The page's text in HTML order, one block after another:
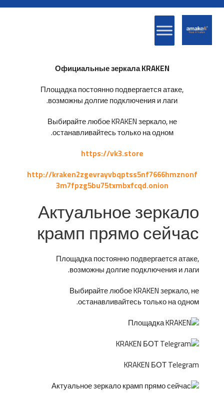
Официальные зеркала KRAKEN
Площадка постоянно подвергается атаке,
возможны долгие подключения и лаги.
Выбирайте любое KRAKEN зеркало, не
останавливайтесь только на одном.
https://vk3.store
http://kraken2zgevrayvbqptss5nf7666hmznonf
3m7fpzg5bu75txmbxfcqd.onion
Актуальное зеркало
крамп прямо сейчас
Площадка постоянно подвергается атаке,
возможны долгие подключения и лаги.
Выбирайте любое KRAKEN зеркало, не
останавливайтесь только на одном.
KRAKEN БОТ Telegram